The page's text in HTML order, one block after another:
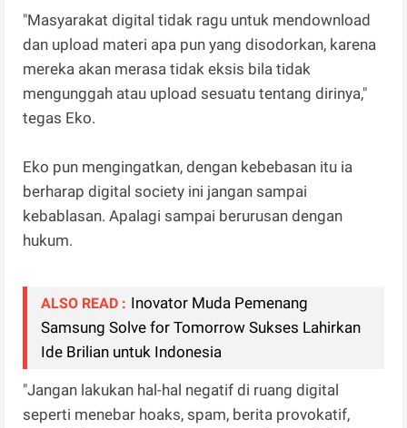
"Masyarakat digital tidak ragu untuk mendownload
dan upload materi apa pun yang disodorkan, karena
mereka akan merasa tidak eksis bila tidak
mengunggah atau upload sesuatu tentang dirinya,"
tegas Eko.
Eko pun mengingatkan, dengan kebebasan itu ia
berharap digital society ini jangan sampai
kebablasan. Apalagi sampai berurusan dengan
hukum.
ALSO READ : Inovator Muda Pemenang
Samsung Solve for Tomorrow Sukses Lahirkan
Ide Brilian untuk Indonesia
"Jangan lakukan hal-hal negatif di ruang digital
seperti menebar hoaks, spam, berita provokatif,